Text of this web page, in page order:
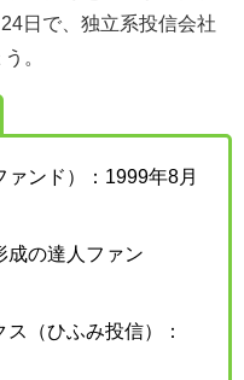
日で、独立系投信会社
。
ンド）：1999年8月
成の達人ファン
（ひふみ投信）：